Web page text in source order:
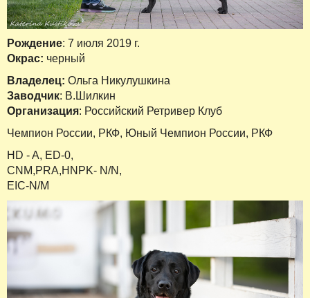
Рождение: 7 июля 2019 г.
Окрас: черный
Владелец: Ольга Никулушкина
Заводчик: В.Шилкин
Организация: Российский Ретривер Клуб
Чемпион России, РКФ, Юный Чемпион России, РКФ
HD - A, ED-0,
CNM,PRA,HNPK- N/N,
EIC-N/M